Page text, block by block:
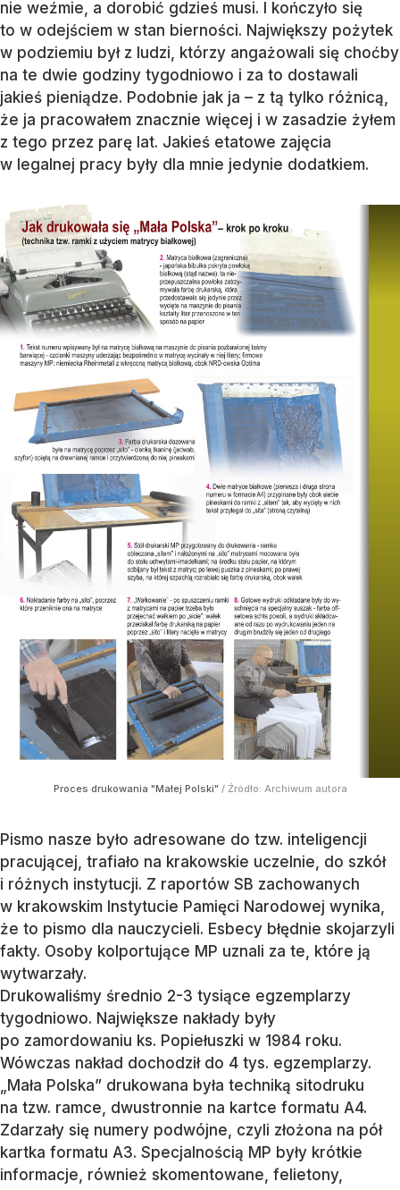
nie weźmie, a dorobić gdzieś musi. I kończyło się
to w odejściem w stan bierności. Największy pożytek
w podziemiu był z ludzi, którzy angażowali się choćby
na te dwie godziny tygodniowo i za to dostawali
jakieś pieniądze. Podobnie jak ja – z tą tylko różnicą,
że ja pracowałem znacznie więcej i w zasadzie żyłem
z tego przez parę lat. Jakieś etatowe zajęcia
w legalnej pracy były dla mnie jedynie dodatkiem.
Proces drukowania "Małej Polski" / Źródło: Archiwum autora
Pismo nasze było adresowane do tzw. inteligencji
pracującej, trafiało na krakowskie uczelnie, do szkół
i różnych instytucji. Z raportów SB zachowanych
w krakowskim Instytucie Pamięci Narodowej wynika,
że to pismo dla nauczycieli. Esbecy błędnie skojarzyli
fakty. Osoby kolportujące MP uznali za te, które ją
wytwarzały.
Drukowaliśmy średnio 2-3 tysiące egzemplarzy
tygodniowo. Największe nakłady były
po zamordowaniu ks. Popiełuszki w 1984 roku.
Wówczas nakład dochodził do 4 tys. egzemplarzy.
„Mała Polska” drukowana była techniką sitodruku
na tzw. ramce, dwustronnie na kartce formatu A4.
Zdarzały się numery podwójne, czyli złożona na pół
kartka formatu A3. Specjalnością MP były krótkie
informacje, również skomentowane, felietony,